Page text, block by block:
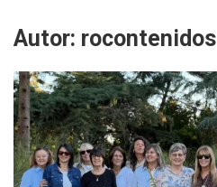
Autor: rocontenidos